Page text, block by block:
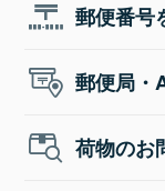
郵便番号
郵便局・
荷物のお